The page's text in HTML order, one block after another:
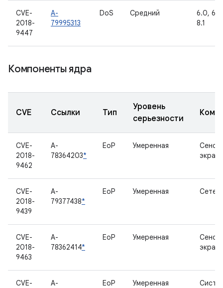
CVE-
2018-
9447
A-
79995313
DoS Средний
6.0,
8.1
Компоненты ядра
CVE Ссылки Тип
Уровень
серьезности
CVE-
2018-
9462
A-
78364203*
EoP Умеренная
экран
CVE-
2018-
9439
A-
79377438*
EoP Умеренная
CVE-
2018-
9463
A-
78362414*
EoP Умеренная
экран
CVE-
A-
EoP Умеренная